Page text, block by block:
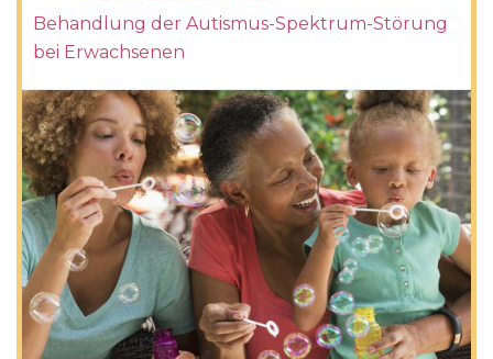
Behandlung der Autismus-Spektrum-Störung
bei Erwachsenen